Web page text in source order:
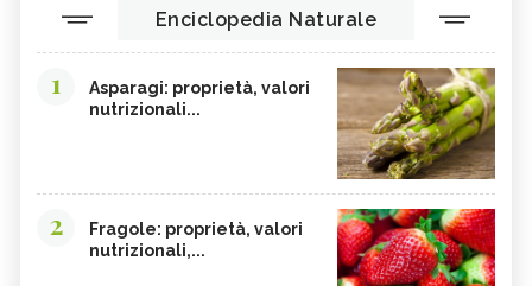
Enciclopedia Naturale
1
Asparagi: proprietà, valori
nutrizionali...
2
Fragole: proprietà, valori
nutrizionali,...